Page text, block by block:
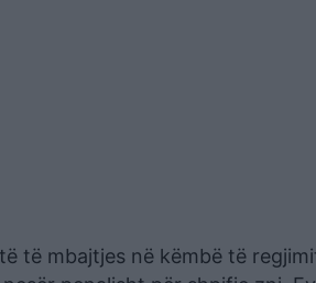
të mbajtjes në këmbë të